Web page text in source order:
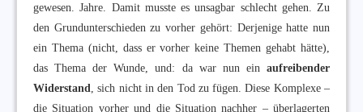
gewesen. Jahre. Damit musste es unsagbar schlecht gehen. Zu
den Grundunterschieden zu vorher gehört: Derjenige hatte nun
ein Thema (nicht, dass er vorher keine Themen gehabt hätte),
das Thema der Wunde, und: da war nun ein aufreibender
Widerstand , sich nicht in den Tod zu fügen. Diese Komplexe –
die Situation vorher und die Situation nachher – überlagerten